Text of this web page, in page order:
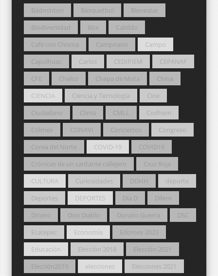
Bádminton
Básquetbol
Bienestar
Biodiversidad
Box
Cabildo
Café con Chisma
Campirano
Campo
Capulhuac
Carlos CEDIPIEM
CEPANAF
CFE
Chalco Chapa de Mota
China
CIENCIA
Ciencia y Tecnología
Cine
Ciudadano
Clima CMLL
Codhem
Colmex
CONAVI Conciertos
Congreso
Corea del Norte
COVID-19
COVID19
Crónicas de un cantante callejero
Cruz Roja
CULTURA
Curiosidades DDHH
deporte
Deportes
DEPORTES Día D
Difem
Dinero
Don Diablo Donato Guerra
DSC
Ecatepec
Economía
Edomex 2023
Educación
Elección 2018
Elección 2021
Elección2019
elecciones
Elecciones 2021